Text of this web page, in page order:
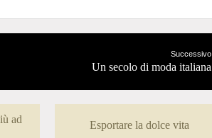
Successivo
Un secolo di moda italiana
ad
Esportare la dolce vita